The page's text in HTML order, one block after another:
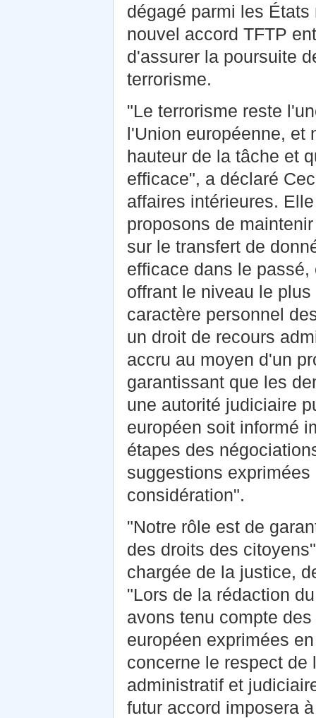
dégagé parmi les
nouvel accord TFTP
d'assurer la poursuite
terrorisme.
"Le terrorisme reste
l'Union européenne, et
hauteur de la tâche et
efficace", a déclaré
affaires intérieures.
proposons de
sur le transfert de
efficace dans le
offrant le niveau le
caractère personnel
un droit de recours
accru au moyen d'un
garantissant que les
une autorité judiciaire
européen soit informé
étapes des
suggestions
considération".
"Notre rôle est de
des droits des
chargée de la justice,
"Lors de la rédaction
avons tenu compte
européen exprimées
concerne le respect de
administratif et
futur accord imposera